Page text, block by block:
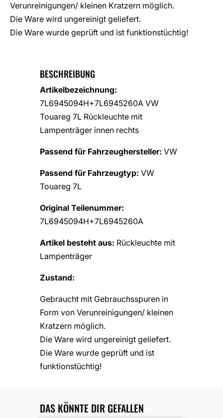
Verunreinigungen/ kleinen Kratzern möglich.
Die Ware wird ungereinigt geliefert.
Die Ware wurde geprüft und ist funktionstüchtig!
BESCHREIBUNG
Artikelbezeichnung:
7L6945094H+7L6945260A VW
Touareg 7L Rückleuchte mit
Lampenträger innen rechts
Passend für Fahrzeughersteller: VW
Passend für Fahrzeugtyp: VW
Touareg 7L
Original Teilenummer:
7L6945094H+7L6945260A
Artikel besteht aus: Rückleuchte mit
Lampenträger
Zustand:
Gebraucht mit Gebrauchsspuren in
Form von Verunreinigungen/ kleinen
Kratzern möglich.
Die Ware wird ungereinigt geliefert.
Die Ware wurde geprüft und ist
funktionstüchtig!
DAS KÖNNTE DIR GEFALLEN